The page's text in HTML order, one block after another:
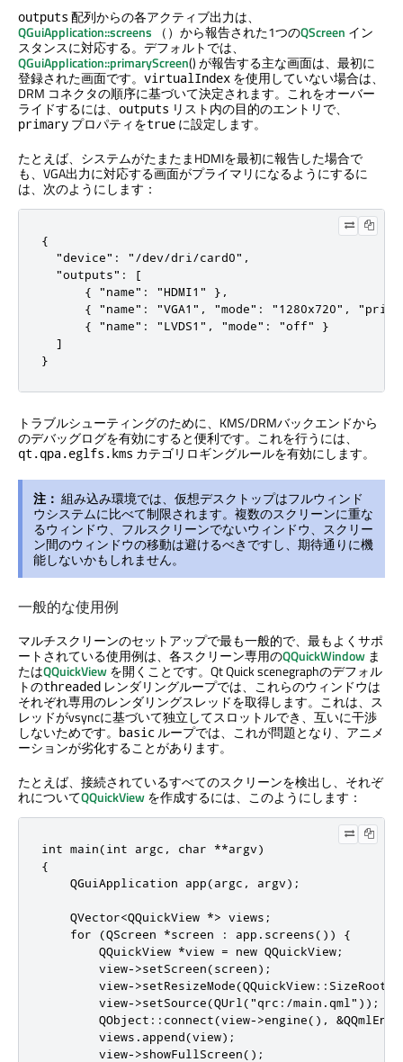
outputs 配列からの各アクティブ出力は、
QGuiApplication::screens （）から報告された1つのQScreen イン
スタンスに対応する。デフォルトでは、
QGuiApplication::primaryScreen() が報告する主な画面は、最初に
登録された画面です。 virtualIndex を使用していない場合は、
DRM コネクタの順序に基づいて決定されます。これをオーバー
ライドするには、 outputs リスト内の目的のエントリで、
primary プロパティをtrue に設定します。
たとえば、システムがたまたまHDMIを最初に報告した場合で
も、VGA出力に対応する画面がプライマリになるようにするに
は、次のようにします：
{
  "device": "/dev/dri/card0",
  "outputs": [
      { "name": "HDMI1" },
{ "name": "VGA1", "mode": "1280x720",
      { "name": "LVDS1", "mode": "off" }
  ]
}
トラブルシューティングのために、KMS/DRMバックエンドから
のデバッグログを有効にすると便利です。これを行うには、
qt.qpa.eglfs.kms カテゴリロギングルールを有効にします。
注： 組み込み環境では、仮想デスクトップはフルウィンド
ウシステムに比べて制限されます。複数のスクリーンに重な
るウィンドウ、フルスクリーンでないウィンドウ、スクリー
ン間のウィンドウの移動は避けるべきですし、期待通りに機
能しないかもしれません。
一般的な使用例
マルチスクリーンのセットアップで最も一般的で、最もよくサポ
ートされている使用例は、各スクリーン専用のQQuickWindow ま
たはQQuickViewを開くことです。 Qt Quickscenegraphのデフォル
トのthreaded レンダリングループでは、これらのウィンドウは
それぞれ専用のレンダリングスレッドを取得します。これは、ス
レッドがvsyncに基づいて独立してスロットルでき、互いに干渉
しないためです。 basic ループでは、これが問題となり、アニメ
ーションが劣化することがあります。
たとえば、接続されているすべてのスクリーンを検出し、それぞ
れについてQQuickViewを作成するには、このようにします：
int main(int argc, char **argv)
{
    QGuiApplication app(argc, argv);
    QVector<QQuickView *> views;
    for (QScreen *screen : app.screens()) {
        QQuickView *view = new QQuickView;
        view->setScreen(screen);
view-
        view->setSource(QUrl("qrc:/main.qml"));
QObject::connect(view->engine(),
        views.append(view);
        view->showFullScreen();